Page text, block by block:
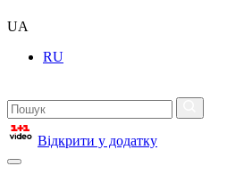
UA
RU
Відкрити у додатку